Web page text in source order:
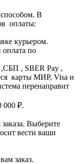
В
оплаты:
курьером.
оплата по
, SBER Pay ,
карты МИР, Visa и
перенаправит
000 ₽.
Выберите
вести ваши
заказ.